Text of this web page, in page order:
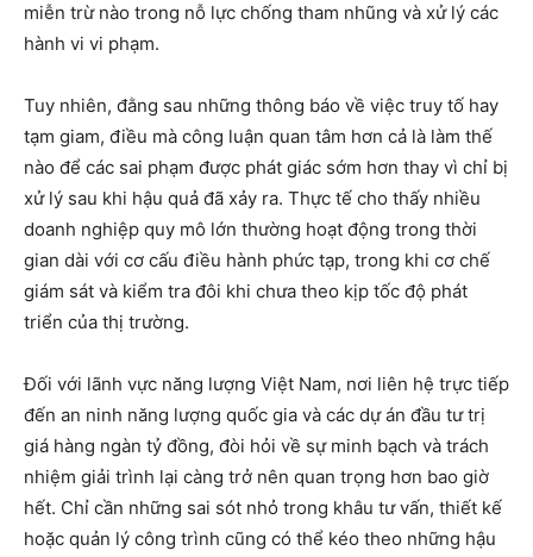
miễn trừ nào trong nỗ lực chống tham nhũng và xử lý các
hành vi vi phạm.
Tuy nhiên, đằng sau những thông báo về việc truy tố hay
tạm giam, điều mà công luận quan tâm hơn cả là làm thế
nào để các sai phạm được phát giác sớm hơn thay vì chỉ bị
xử lý sau khi hậu quả đã xảy ra. Thực tế cho thấy nhiều
doanh nghiệp quy mô lớn thường hoạt động trong thời
gian dài với cơ cấu điều hành phức tạp, trong khi cơ chế
giám sát và kiểm tra đôi khi chưa theo kịp tốc độ phát
triển của thị trường.
Đối với lãnh vực năng lượng Việt Nam, nơi liên hệ trực tiếp
đến an ninh năng lượng quốc gia và các dự án đầu tư trị
giá hàng ngàn tỷ đồng, đòi hỏi về sự minh bạch và trách
nhiệm giải trình lại càng trở nên quan trọng hơn bao giờ
hết. Chỉ cần những sai sót nhỏ trong khâu tư vấn, thiết kế
hoặc quản lý công trình cũng có thể kéo theo những hậu